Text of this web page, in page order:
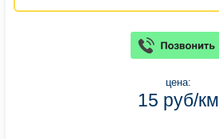
цена:
15 руб/км